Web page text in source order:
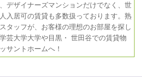
デザイナーズマンションだけでなく、世
入居可の賃貸も多数扱っております。熟
タッフが、お客様の理想のお部屋を探し
芸大学大学や目黒・ 世田谷での賃貸物
サントホームへ！